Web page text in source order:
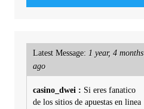
Latest Message: 1 year, 4 months
ago
casino_dwei : Si eres fanatico
de los sitios de apuestas en linea